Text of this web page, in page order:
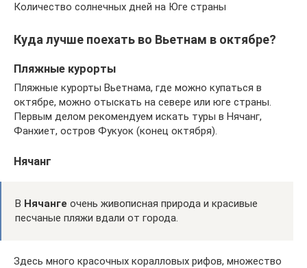
Количество солнечных дней на Юге страны
Куда лучше поехать во Вьетнам в октябре?
Пляжные курорты
Пляжные курорты Вьетнама, где можно купаться в
октябре, можно отыскать на севере или юге страны.
Первым делом рекомендуем искать туры в Нячанг,
Фанхиет, остров Фукуок (конец октября).
Нячанг
В Нячанге очень живописная природа и красивые
песчаные пляжи вдали от города.
Здесь много красочных коралловых рифов, множество